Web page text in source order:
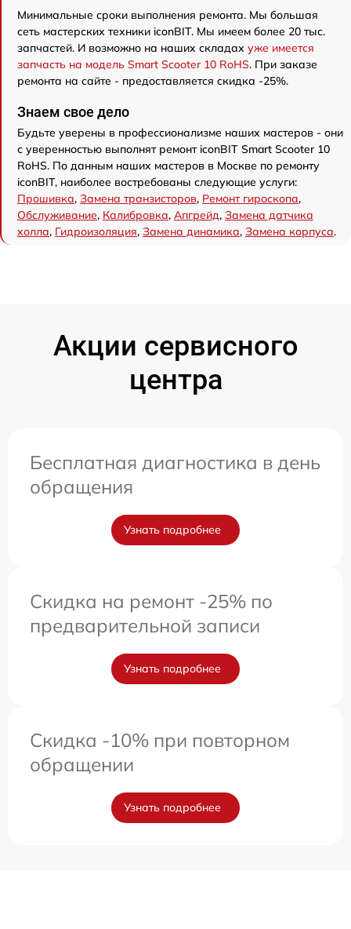
Минимальные сроки выполнения ремонта. Мы большая
сеть мастерских техники iconBIT. Мы имеем более 20 тыс.
запчастей. И возможно на наших складах уже имеется
запчасть на модель Smart Scooter 10 RoHS. При заказе
ремонта на сайте - предоставляется скидка -25%.
Знаем свое дело
Будьте уверены в профессионализме наших мастеров - они
с уверенностью выполнят ремонт iconBIT Smart Scooter 10
RoHS. По данным наших мастеров в Москве по ремонту
iconBIT, наиболее востребованы следующие услуги:
Прошивка, Замена транзисторов, Ремонт гироскопа,
Обслуживание, Калибровка, Апгрейд, Замена датчика
холла, Гидроизоляция, Замена динамика, Замена корпуса.
Акции сервисного
центра
Бесплатная диагностика в день
обращения
Узнать подробнее
Скидка на ремонт -25% по
предварительной записи
Узнать подробнее
Скидка -10% при повторном
обращении
Узнать подробнее